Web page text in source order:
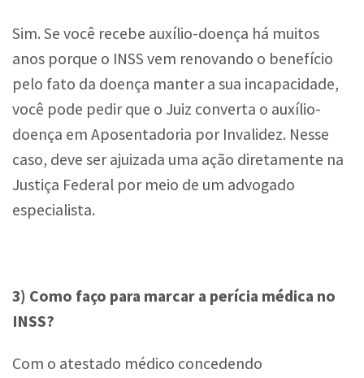
Sim. Se você recebe auxílio-doença há muitos
anos porque o INSS vem renovando o benefício
pelo fato da doença manter a sua incapacidade,
você pode pedir que o Juiz converta o auxílio-
doença em Aposentadoria por Invalidez. Nesse
caso, deve ser ajuizada uma ação diretamente na
Justiça Federal por meio de um advogado
especialista.
3) Como faço para marcar a perícia médica no
INSS?
Com o atestado médico concedendo